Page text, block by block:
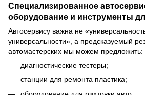
Специализированное
оборудование и инструменты
Автосервису важна не
универсальности», а предсказуемый
автомастерских мы можем предложить:
диагностические тестеры;
станции для ремонта пластика;